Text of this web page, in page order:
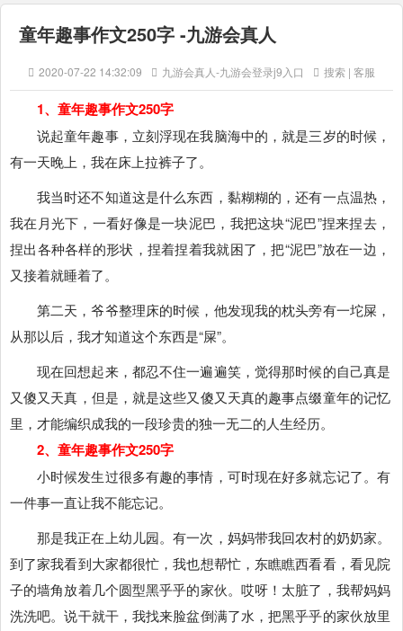
童年趣事作文250字 -九游会真人
2020-07-22 14:32:09 九游会真人-九游会登录j9入口 搜索 | 客服
1、童年趣事作文250字
说起童年趣事，立刻浮现在我脑海中的，就是三岁的时候，
有一天晚上，我在床上拉裤子了。
我当时还不知道这是什么东西，黏糊糊的，还有一点温热，
我在月光下，一看好像是一块泥巴，我把这块“泥巴”捏来捏去，
捏出各种各样的形状，捏着捏着我就困了，把“泥巴”放在一边，
又接着就睡着了。
第二天，爷爷整理床的时候，他发现我的枕头旁有一坨屎，
从那以后，我才知道这个东西是“屎”。
现在回想起来，都忍不住一遍遍笑，觉得那时候的自己真是
又傻又天真，但是，就是这些又傻又天真的趣事点缀童年的记忆
里，才能编织成我的一段珍贵的独一无二的人生经历。
2、童年趣事作文250字
小时候发生过很多有趣的事情，可时现在好多就忘记了。有
一件事一直让我不能忘记。
那是我正在上幼儿园。有一次，妈妈带我回农村的奶奶家。
到了家我看到大家都很忙，我也想帮忙，东瞧瞧西看看，看见院
子的墙角放着几个圆型黑乎乎的家伙。哎呀！太脏了，我帮妈妈
洗洗吧。说干就干，我找来脸盆倒满了水，把黑乎乎的家伙放里